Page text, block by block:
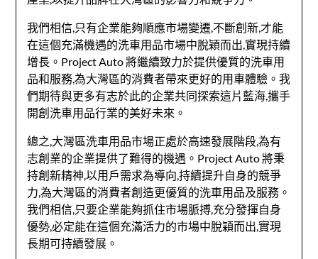
我們相信,只有企業能夠順應市場變遷,不斷創新,才能
在這個充滿機遇的洗車用品市場中脫穎而出,實現持續
增長。Project Auto 將繼續致力於提供優質的洗車用
品和服務,為大灣區的消費者帶來更好的用車體驗。我
們期待與更多有志於此的企業共同探索這片藍海,攜手
開創洗車用品行業的美好未來。
總之,大灣區洗車用品市場正處於高速發展階段,為有
志創業的企業提供了難得的機遇。Project Auto 將秉
持創新精神,以用戶需求為導向,持續提升自身的競爭
力,為大灣區的消費者創造更優質的洗車用品及服務。
我們相信,只要企業能夠抓住市場脈搏,充分發揮自身
優勢,必定能在這個充滿活力的市場中脫穎而出,實現
長期可持續發展。